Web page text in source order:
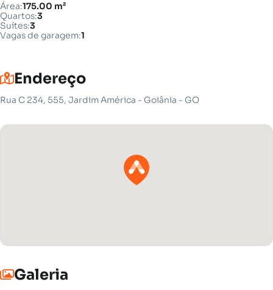
Área:175.00 m²
Quartos:3
Suítes:3
Vagas de garagem:1
Endereço
Rua C 234, 555, Jardim América - Goiânia - GO
Galeria